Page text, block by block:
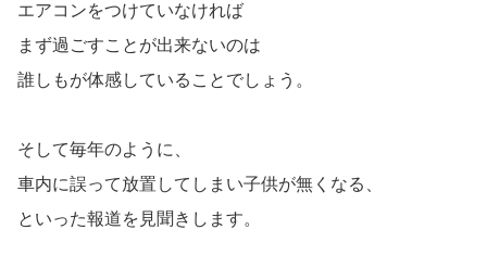
エアコンをつけていなければ
まず過ごすことが出来ないのは
誰しもが体感していることでしょう。
そして毎年のように、
車内に誤って放置してしまい子供が無くなる、
といった報道を見聞きします。